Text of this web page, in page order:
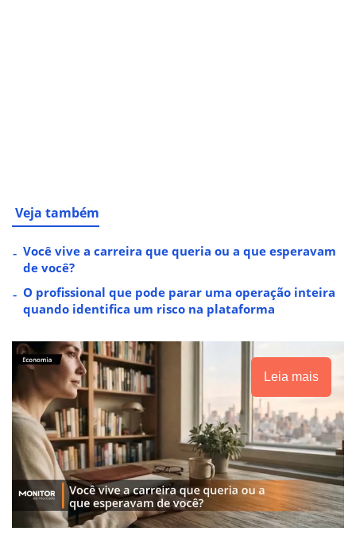
Veja também
Você vive a carreira que queria ou a que esperavam
de você?
O profissional que pode parar uma operação inteira
quando identifica um risco na plataforma
Leia mais